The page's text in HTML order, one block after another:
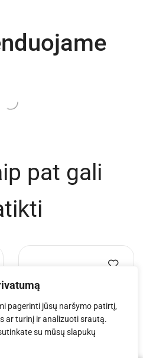
pagerinti jūsų naršymo patirtį,
ar turinį ir analizuoti srautą.
su mūsų slapukų
pat gali